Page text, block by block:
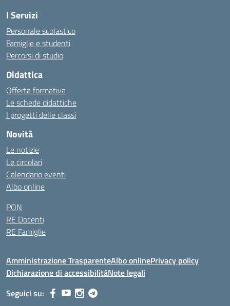
I Servizi
Personale scolastico
Famiglie e studenti
Percorsi di studio
Didattica
Offerta formativa
Le schede didattiche
I progetti delle classi
Novità
Le notizie
Le circolari
Calendario eventi
Albo online
PON
RE Docenti
RE Famiglie
Amministrazione TrasparenteAlbo onlinePrivacy policy
Dichiarazione di accessibilitàNote legali
Seguici su: